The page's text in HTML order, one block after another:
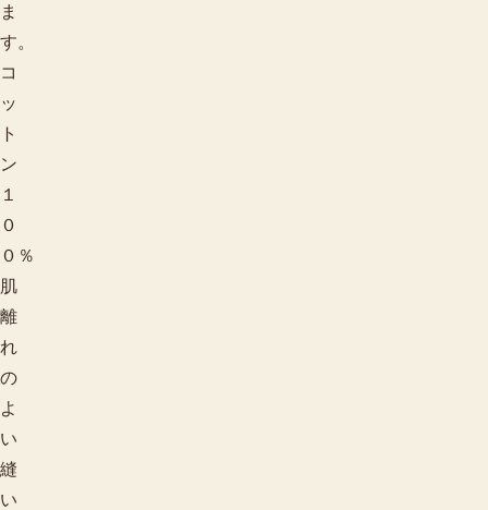
ま
す。
コ
ッ
ト
ン
１
０
０％
肌
離
れ
の
よ
い
縫
い